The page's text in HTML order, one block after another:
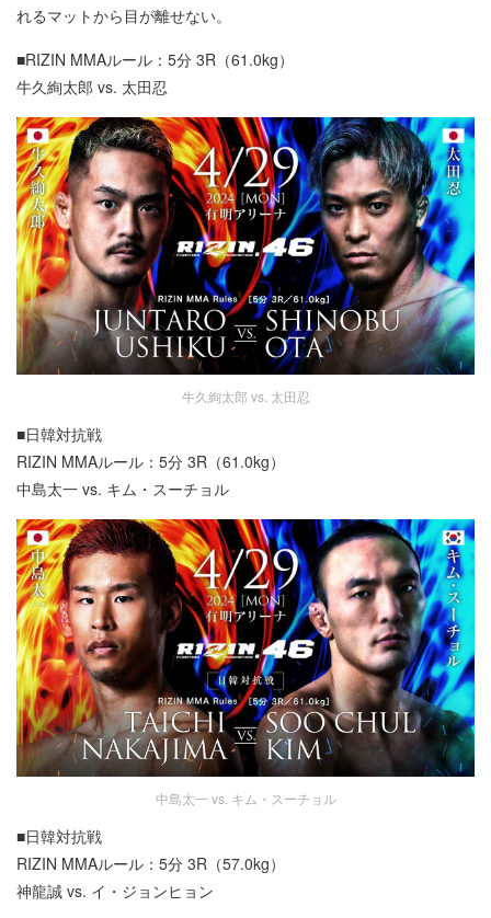
れるマットから目が離せない。
■RIZIN MMAルール：5分 3R（61.0kg）
牛久絢太郎 vs. 太田忍
牛久絢太郎 vs. 太田忍
■日韓対抗戦
RIZIN MMAルール：5分 3R（61.0kg）
中島太一 vs. キム・スーチョル
中島太一 vs. キム・スーチョル
■日韓対抗戦
RIZIN MMAルール：5分 3R（57.0kg）
神龍誠 vs. イ・ジョンヒョン